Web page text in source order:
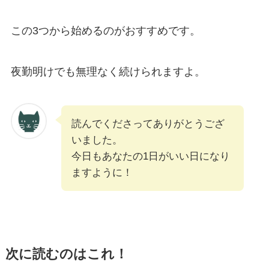
この3つから始めるのがおすすめです。
夜勤明けでも無理なく続けられますよ。
読んでくださってありがとうござ
いました。
今日もあなたの1日がいい日になり
ますように！
次に読むのはこれ！